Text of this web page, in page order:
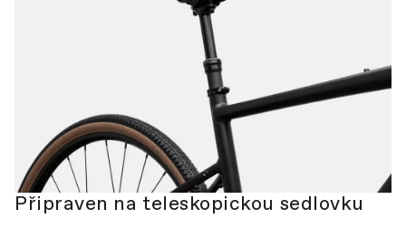
Připraven na teleskopickou sedlovku